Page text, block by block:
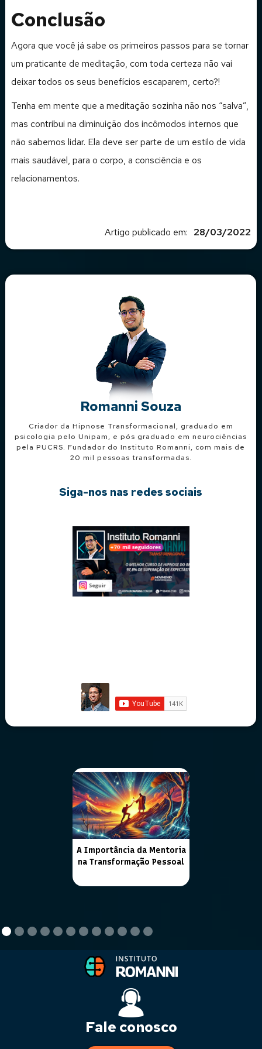
Conclusão
Agora que você já sabe os primeiros passos para se tornar
um praticante de meditação, com toda certeza não vai
deixar todos os seus benefícios escaparem, certo?!
Tenha em mente que a meditação sozinha não nos “salva”,
mas contribui na diminuição dos incômodos internos que
não sabemos lidar. Ela deve ser parte de um estilo de vida
mais saudável, para o corpo, a consciência e os
relacionamentos.
Artigo publicado em: 28/03/2022
Romanni Souza
Criador da Hipnose Transformacional, graduado em
psicologia pelo Unipam, e pós graduado em neurociências
pela PUCRS. Fundador do Instituto Romanni, com mais de
20 mil pessoas transformadas.
Siga-nos nas redes sociais
A Importância da Mentoria
na Transformação Pessoal
Fale conosco